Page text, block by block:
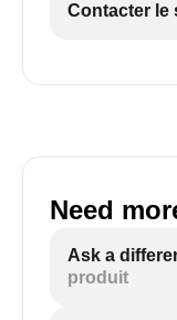
Contacter le
Need
Ask a
produit